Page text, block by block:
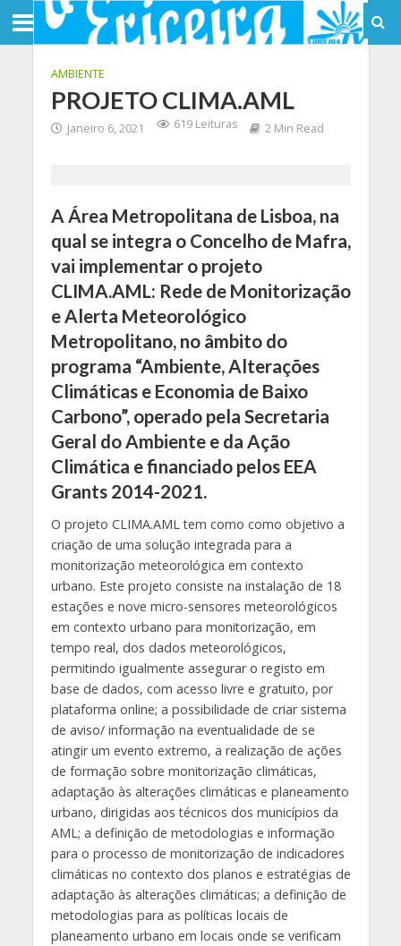
AMBIENTE
PROJETO CLIMA.AML
Janeiro 6, 2021 619 Leituras 2 Min Read
A Área Metropolitana de Lisboa, na
qual se integra o Concelho de Mafra,
vai implementar o projeto
CLIMA.AML: Rede de Monitorização
e Alerta Meteorológico
Metropolitano, no âmbito do
programa “Ambiente, Alterações
Climáticas e Economia de Baixo
Carbono”, operado pela Secretaria
Geral do Ambiente e da Ação
Climática e financiado pelos EEA
Grants 2014-2021.
O projeto CLIMA.AML tem como como objetivo a
criação de uma solução integrada para a
monitorização meteorológica em contexto
urbano. Este projeto consiste na instalação de 18
estações e nove micro-sensores meteorológicos
em contexto urbano para monitorização, em
tempo real, dos dados meteorológicos,
permitindo igualmente assegurar o registo em
base de dados, com acesso livre e gratuito, por
plataforma online; a possibilidade de criar sistema
de aviso/ informação na eventualidade de se
atingir um evento extremo, a realização de ações
de formação sobre monitorização climáticas,
adaptação às alterações climáticas e planeamento
urbano, dirigidas aos técnicos dos municípios da
AML; a definição de metodologias e informação
para o processo de monitorização de indicadores
climáticas no contexto dos planos e estratégias de
adaptação às alterações climáticas; a definição de
metodologias para as políticas locais de
planeamento urbano em locais onde se verificam